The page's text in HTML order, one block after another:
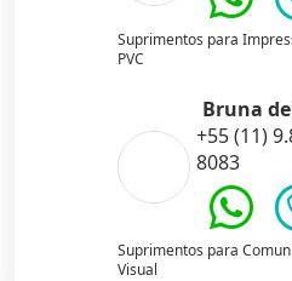
Suprimentos para
PVC
Bruna
+55 (11)
8083
Suprimentos para
Visual